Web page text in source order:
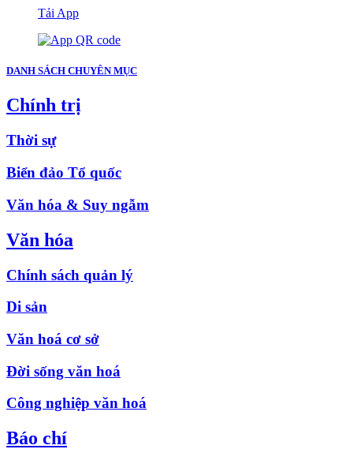
Tải App
DANH SÁCH CHUYÊN MỤC
Chính trị
Thời sự
Biển đảo Tổ quốc
Văn hóa & Suy ngẫm
Văn hóa
Chính sách quản lý
Di sản
Văn hoá cơ sở
Đời sống văn hoá
Công nghiệp văn hoá
Báo chí